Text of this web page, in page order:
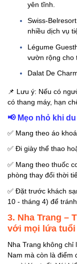
yên tĩnh.
Swiss-
nhiều dịch vụ
Légume
vườn rộng cho
Dalat De
📌 Lưu ý: Nếu có
có thang máy, hạn
📢Mẹo nhỏ khi
✅ Mang theo áo
✅ Đi giày thể thao
✅ Mang theo thuốc
phòng thay đổi thời
✅ Đặt trước khách
10 - tháng 4) để
3. Nha Trang –
với mọi lứa tuổi
Nha Trang không
Nam mà còn là điểm